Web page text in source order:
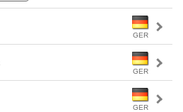
GER
GER
GER